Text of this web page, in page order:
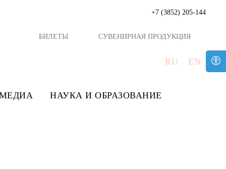
+7 (3852) 205-144
БИЛЕТЫ СУВЕНИРНАЯ ПРОДУКЦИЯ
RU EN
НАУКА И ОБРАЗОВАНИЕ